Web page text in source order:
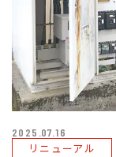
2025.07.16
リニューアル